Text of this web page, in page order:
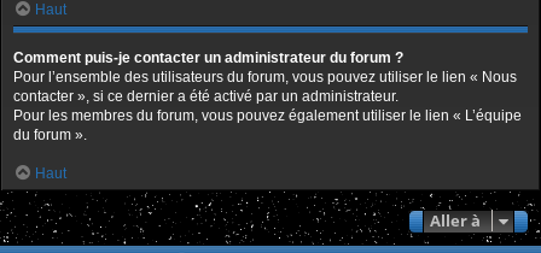
Haut
Comment puis-je contacter un administrateur du forum ?
Pour l’ensemble des utilisateurs du forum, vous pouvez utiliser le lien « Nous
contacter », si ce dernier a été activé par un administrateur.
Pour les membres du forum, vous pouvez également utiliser le lien « L’équipe
du forum ».
Haut
Aller à